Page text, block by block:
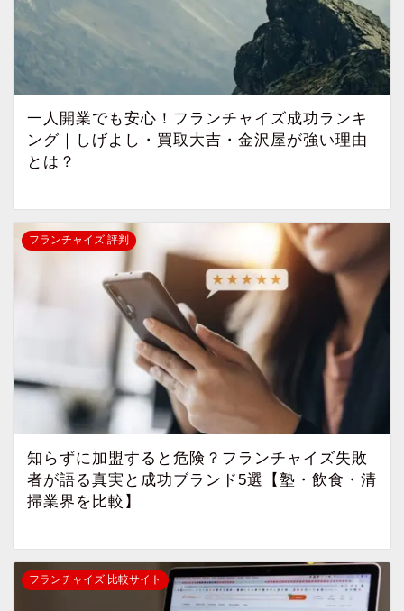
一人開業でも安心！フランチャイズ成功ランキ
ング｜しげよし・買取大吉・金沢屋が強い理由
とは？
フランチャイズ 評判
知らずに加盟すると危険？フランチャイズ失敗
者が語る真実と成功ブランド5選【塾・飲食・清
掃業界を比較】
フランチャイズ 比較サイト